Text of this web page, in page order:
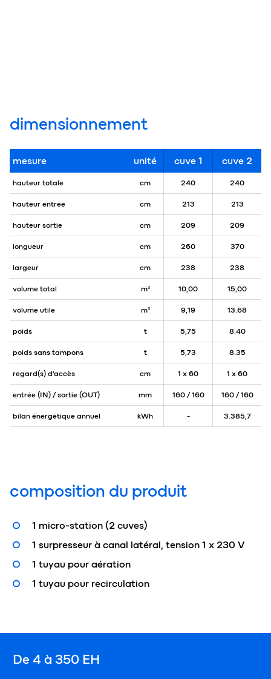
dimensionnement
mesure unité cuve 1 cuve 2
hauteur totale cm 240 240
hauteur entrée cm 213 213
hauteur sortie cm 209 209
longueur cm 260 370
largeur cm 238 238
volume total m³ 10,00 15,00
volume utile m³ 9,19 13.68
poids t 5,75 8.40
poids sans tampons t 5,73 8.35
regard(s) d'accès cm 1 x 60 1 x 60
entrée (IN) / sortie (OUT) mm 160 / 160 160 / 160
bilan énergétique annuel kWh - 3.385,7
composition du produit
1 micro-station (2 cuves)
1 surpresseur à canal latéral, tension 1 x 230 V
1 tuyau pour aération
1 tuyau pour recirculation
De 4 à 350 EH